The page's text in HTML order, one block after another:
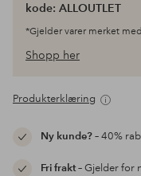
kode: ALLOUTLET
*Gjelder varer merket
Shopp her
Produkterklæring
Ny kunde?– 40%
Fri frakt– Gjelder for